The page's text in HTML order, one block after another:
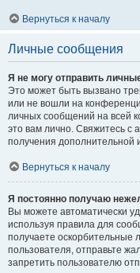
Вернуться к началу
Личные сообщения
Я не могу отправить
Это может быть вызвано
или не вошли на
личных сообщений на всей
это вам лично. Свяжитесь с
получения дополнительной
Вернуться к началу
Я постоянно получаю
Вы можете автоматически
используя правила для
получаете оскорбительные
пользователя, отправьте
запретить пользователю